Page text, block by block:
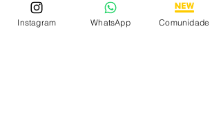
Vidro: Cristal Safira
Crono: 100 % funcional
Instagram WhatsApp Comunidade